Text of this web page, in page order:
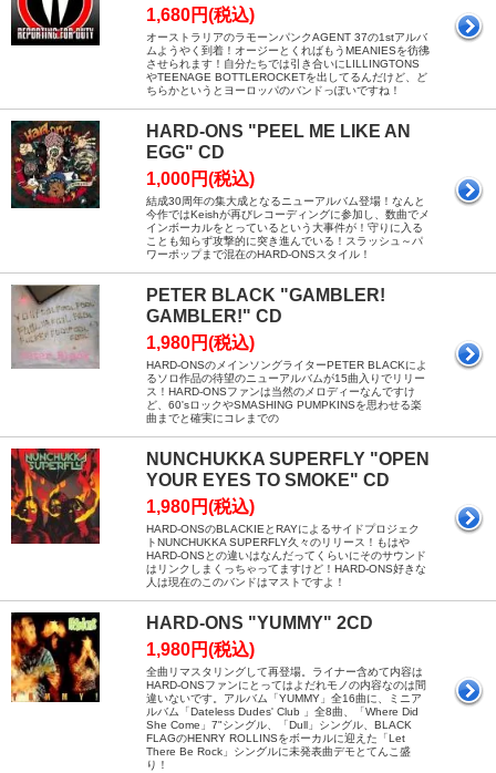
1,680円(税込)
オーストラリアのラモーンパンクAGENT 37の1stアルバ
ムようやく到着！オージーとくればもうMEANIESを彷彿
させられます！自分たちでは引き合いにLILLINGTONS
やTEENAGE BOTTLEROCKETを出してるんだけど、ど
ちらかというとヨーロッパのバンドっぽいですね！
HARD-ONS "PEEL ME LIKE AN
EGG" CD
1,000円(税込)
結成30周年の集大成となるニューアルバム登場！なんと
今作ではKeishが再びレコーディングに参加し、数曲でメ
インボーカルをとっているという大事件が！守りに入る
ことも知らず攻撃的に突き進んでいる！スラッシュ～パ
ワーポップまで混在のHARD-ONSスタイル！
PETER BLACK "GAMBLER!
GAMBLER!" CD
1,980円(税込)
HARD-ONSのメインソングライターPETER BLACKによ
るソロ作品の待望のニューアルバムが15曲入りでリリー
ス！HARD-ONSファンは当然のメロディーなんですけ
ど、60'sロックやSMASHING PUMPKINSを思わせる楽
曲までと確実にコレまでの
NUNCHUKKA SUPERFLY "OPEN
YOUR EYES TO SMOKE" CD
1,980円(税込)
HARD-ONSのBLACKIEとRAYによるサイドプロジェク
トNUNCHUKKA SUPERFLY久々のリリース！もはや
HARD-ONSとの違いはなんだってくらいにそのサウンド
はリンクしまくっちゃってますけど！HARD-ONS好きな
人は現在のこのバンドはマストですよ！
HARD-ONS "YUMMY" 2CD
1,980円(税込)
全曲リマスタリングして再登場。ライナー含めて内容は
HARD-ONSファンにとってはよだれモノの内容なのは間
違いないです。アルバム「YUMMY」全16曲に、ミニア
ルバム「Dateless Dudes' Club 」全8曲、「Where Did
She Come」7"シングル、「Dull」シングル、BLACK
FLAGのHENRY ROLLINSをボーカルに迎えた「Let
There Be Rock」シングルに未発表曲デモとてんこ盛
り！